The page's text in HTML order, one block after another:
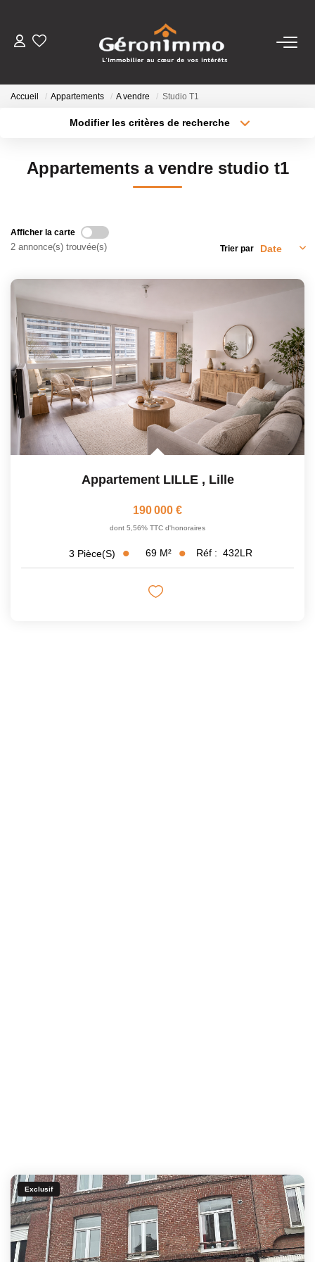
NOTRE AGENCE
CONTACT
Accueil Appartements A vendre Studio T1
Modifier les critères de recherche
Type de bien
Appartements a vendre studio t1
Afficher la carte
2 annonce(s) trouvée(s) Trier par
Appartement LILLE , Lille
190 000 €
dont 5,56% TTC d'honoraires
3 Pièce(s) 69 M² Réf : 432LR
Exclusif